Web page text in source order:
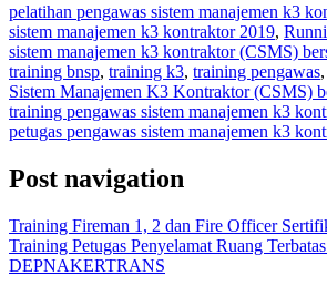
pelatihan pengawas sistem manajemen k3
sistem manajemen k3 kontraktor 2019,
sistem manajemen k3 kontraktor (CSMS)
training bnsp, training k3, training pengawas,
Sistem Manajemen K3 Kontraktor (CSMS)
training pengawas sistem manajemen k3
petugas pengawas sistem manajemen k3
Post navigation
Training Fireman 1, 2 dan Fire Officer
Training Petugas Penyelamat Ruang
DEPNAKERTRANS